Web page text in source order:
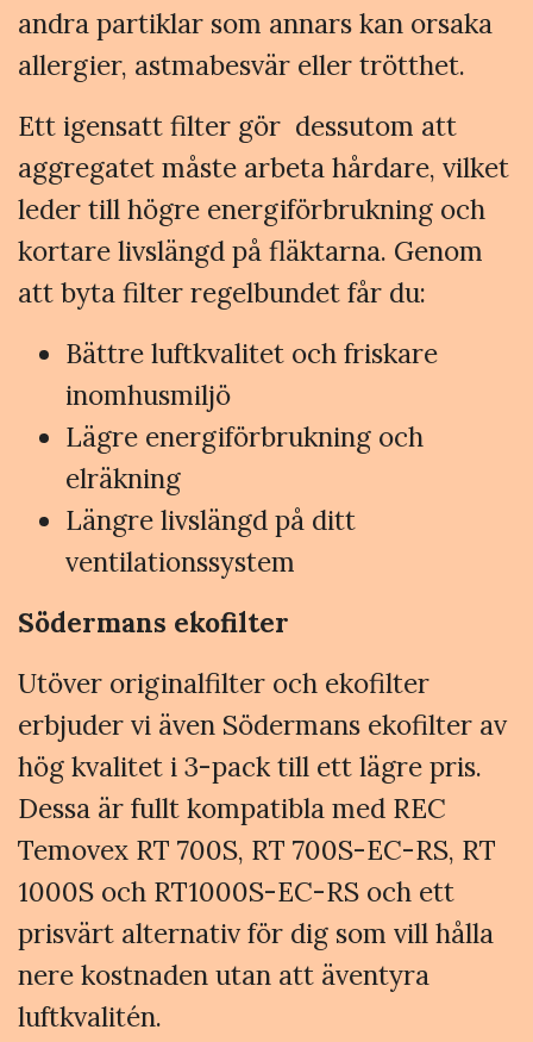
andra partiklar som annars kan orsaka
allergier, astmabesvär eller trötthet.
Ett igensatt filter gör dessutom att
aggregatet måste arbeta hårdare, vilket
leder till högre energiförbrukning och
kortare livslängd på fläktarna. Genom
att byta filter regelbundet får du:
Bättre luftkvalitet och friskare
inomhusmiljö
Lägre energiförbrukning och
elräkning
Längre livslängd på ditt
ventilationssystem
Södermans ekofilter
Utöver originalfilter och ekofilter
erbjuder vi även Södermans ekofilter av
hög kvalitet i 3-pack till ett lägre pris.
Dessa är fullt kompatibla med REC
Temovex RT 700S, RT 700S-EC-RS, RT
1000S och RT1000S-EC-RS och ett
prisvärt alternativ för dig som vill hålla
nere kostnaden utan att äventyra
luftkvalitén.